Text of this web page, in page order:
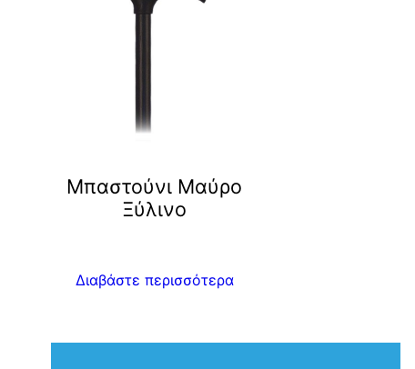
Μπαστούνι Μαύρο
Ξύλινο
Διαβάστε περισσότερα